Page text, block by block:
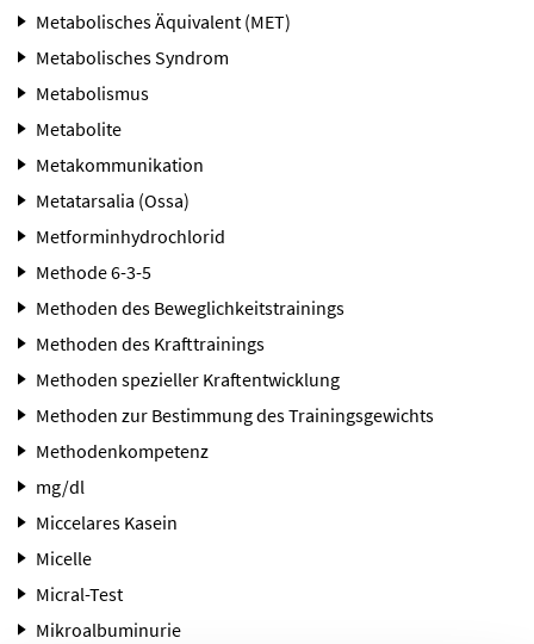
Metabolisches Äquivalent (MET)
Metabolisches Syndrom
Metabolismus
Metabolite
Metakommunikation
Metatarsalia (Ossa)
Metforminhydrochlorid
Methode 6-3-5
Methoden des Beweglichkeitstrainings
Methoden des Krafttrainings
Methoden spezieller Kraftentwicklung
Methoden zur Bestimmung des Trainingsgewichts
Methodenkompetenz
mg/dl
Miccelares Kasein
Micelle
Micral-Test
Mikroalbuminurie